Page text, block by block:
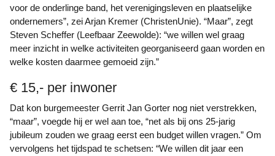
voor de onderlinge band, het verenigingsleven en plaatselijke
ondernemers”, zei Arjan Kremer (ChristenUnie). “Maar”, zegt
Steven Scheffer (Leefbaar Zeewolde): “we willen wel graag
meer inzicht in welke activiteiten georganiseerd gaan worden en
welke kosten daarmee gemoeid zijn.”
€ 15,- per inwoner
Dat kon burgemeester Gerrit Jan Gorter nog niet verstrekken,
“maar”, voegde hij er wel aan toe, “net als bij ons 25-jarig
jubileum zouden we graag eerst een budget willen vragen.” Om
vervolgens het tijdspad te schetsen: “We willen dit jaar een